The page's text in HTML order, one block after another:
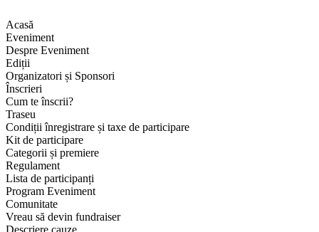
la
conținut
Acasă
Eveniment
Despre Eveniment
Ediții
Organizatori și Sponsori
Înscrieri
Cum te înscrii?
Traseu
Condiții înregistrare și taxe de participare
Kit de participare
Categorii și premiere
Regulament
Lista de participanți
Program Eveniment
Comunitate
Vreau să devin fundraiser
Descriere cauze